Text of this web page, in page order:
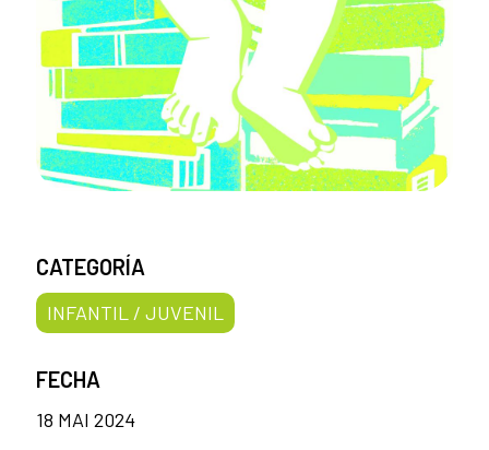
CATEGORÍA
INFANTIL / JUVENIL
FECHA
18 MAI 2024